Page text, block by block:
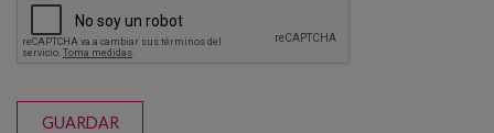
GUARDAR